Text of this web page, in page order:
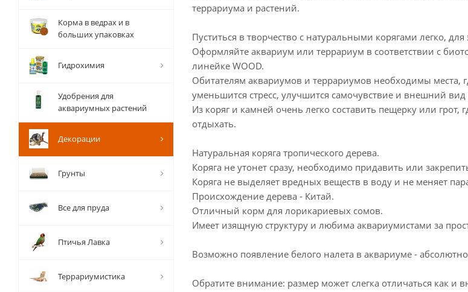
террариума и растений.
Пуститься в творчество с натуральными корягами легко,
Оформляйте аквариум или террариум в соответствии с
линейке WOOD.
Обитателям аквариумов и террариумов необходимы места,
уменьшится стресс, улучшится самочувствие и внешний вид
Из коряг и камней очень легко составить пещерку или
отдыхать.
Натуральная коряга тропического дерева.
Коряга не утонет сразу, необходимо придавить или
Коряга не выделяет вредных веществ в воду и не меняет
Происхождение дерева - Китай.
Отличный корм для лорикариевых сомов.
Имеет изящную структуру и любима аквариумистами за
Возможно появление белого налета в аквариуме -
Обратите внимание: размер может слегка отличаться как и
Корма в ведрах и в
больших упаковках
Гидрохимия
Удобрения для
аквариумных растений
Декорации
Грунты
Все для пруда
Птичья Лавка
Террариумистика